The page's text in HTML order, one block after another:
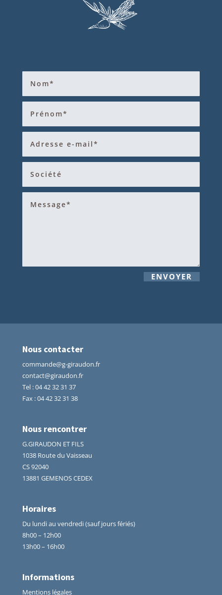
ENVOYER
Nous contacter
commande@g-giraudon.fr
contact@giraudon.fr
Tel :04 42 32 31 37
Fax : 04 42 32 31 38
Nous rencontrer
G.GIRAUDON ET FILS
1038 Route du Vaisseau
CS 92040
13881 GEMENOS CEDEX
Horaires
Du lundi au vendredi (sauf jours fériés)
8h00 – 12h00
13h00 – 16h00
Informations
Mentions légales